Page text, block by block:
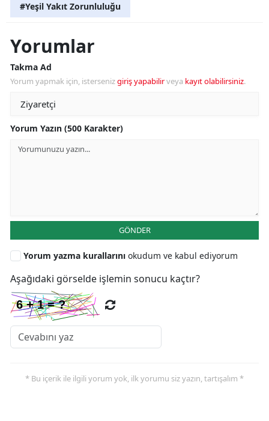
#Yeşil Yakıt Zorunluluğu
Yorumlar
Takma Ad
Yorum yapmak için, istersenizgiriş yapabilirveya kayıt olabilirsiniz.
Yorum Yazın (500 Karakter)
GÖNDER
Yorum yazma kurallarını okudum ve kabul ediyorum
Aşağıdaki görselde işlemin sonucu kaçtır?
* Bu içerik ile ilgili yorum yok, ilk yorumu siz yazın, tartışalım *